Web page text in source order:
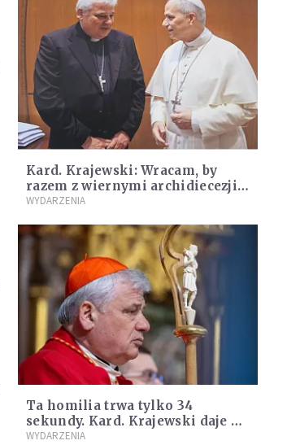
Kard. Krajewski: Wracam, by
razem z wiernymi archidiecezji
łódzkiej iść ku świętości
WYDARZENIA
Ta homilia trwa tylko 34
sekundy. Kard. Krajewski daje w
niej do myślenia [WIDEO]
WYDARZENIA